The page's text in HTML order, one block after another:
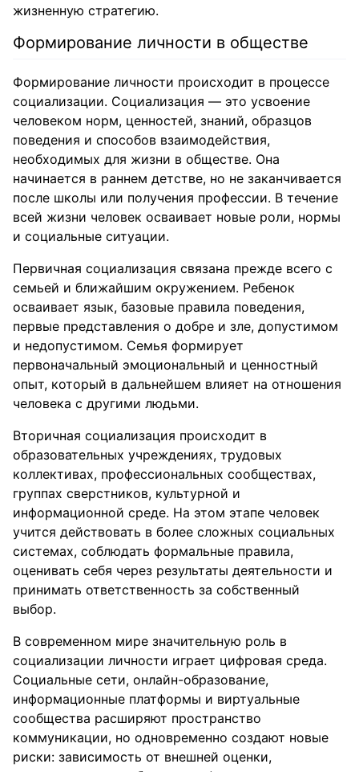
жизненную стратегию.
Формирование личности в обществе
Формирование личности происходит в процессе
социализации. Социализация — это усвоение
человеком норм, ценностей, знаний, образцов
поведения и способов взаимодействия,
необходимых для жизни в обществе. Она
начинается в раннем детстве, но не заканчивается
после школы или получения профессии. В течение
всей жизни человек осваивает новые роли, нормы
и социальные ситуации.
Первичная социализация связана прежде всего с
семьей и ближайшим окружением. Ребенок
осваивает язык, базовые правила поведения,
первые представления о добре и зле, допустимом
и недопустимом. Семья формирует
первоначальный эмоциональный и ценностный
опыт, который в дальнейшем влияет на отношения
человека с другими людьми.
Вторичная социализация происходит в
образовательных учреждениях, трудовых
коллективах, профессиональных сообществах,
группах сверстников, культурной и
информационной среде. На этом этапе человек
учится действовать в более сложных социальных
системах, соблюдать формальные правила,
оценивать себя через результаты деятельности и
принимать ответственность за собственный
выбор.
В современном мире значительную роль в
социализации личности играет цифровая среда.
Социальные сети, онлайн-образование,
информационные платформы и виртуальные
сообщества расширяют пространство
коммуникации, но одновременно создают новые
риски: зависимость от внешней оценки,